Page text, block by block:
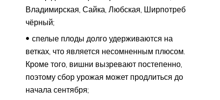
Владимирская, Сайка, Любская, Ширпотреб
чёрный;
спелые плоды долго удерживаются на
ветках, что является несомненным плюсом.
Кроме того, вишни вызревают постепенно,
поэтому сбор урожая может продлиться до
начала сентября;